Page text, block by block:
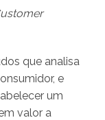
que analisa
e
um
valor a